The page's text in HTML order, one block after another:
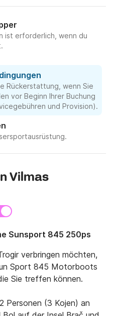
ist erforderlich, wenn du
Rückerstattung, wenn Sie
vor Beginn Ihrer Buchung
und Provision).
Vilmas
Sunsport 845 250ps
verbringen möchten,
Sport 845 Motorboots
Sie treffen können.
Personen (3 Kojen) an